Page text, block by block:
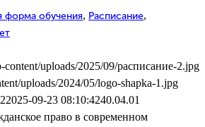
форма обучения, Расписание,
uploads/2025/09/расписание-2.jpg
uploads/2024/05/logo-shapka-1.jpg
2025-09-23 08:10:4240.04.01
право в современном